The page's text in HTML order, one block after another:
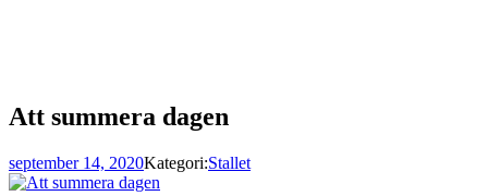
Att summera dagen
september 14, 2020Kategori:Stallet